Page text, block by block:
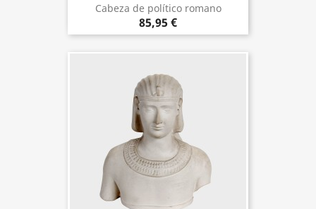
Cabeza de político romano
85,95 €